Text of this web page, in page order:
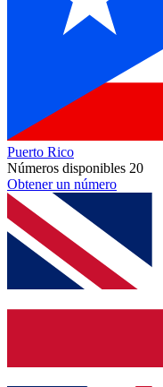
Puerto Rico
Números disponibles 20
Obtener un número